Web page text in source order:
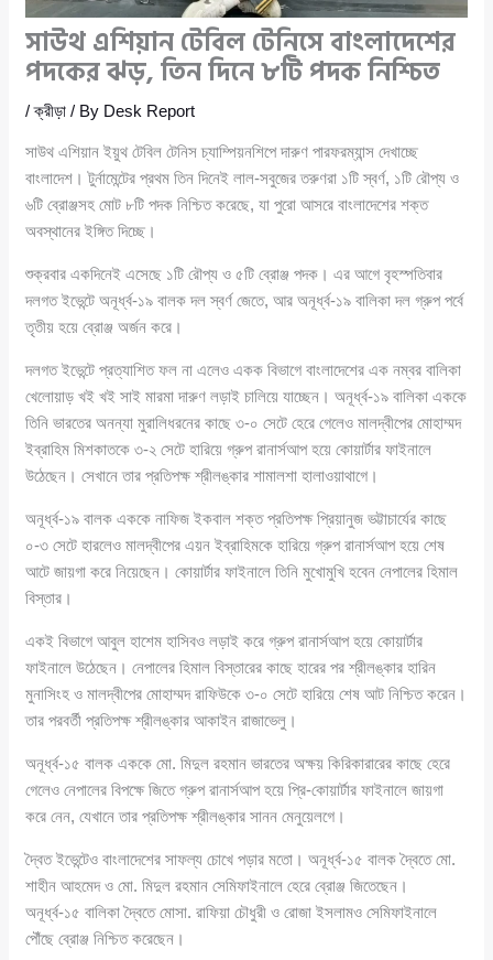
সাউথ এশিয়ান টেবিল টেনিসে বাংলাদেশের
পদকের ঝড়, তিন দিনে ৮টি পদক নিশ্চিত
/ক্রীড়া / By Desk Report
সাউথ এশিয়ান ইয়ুথ টেবিল টেনিস চ্যাম্পিয়নশিপে দারুণ পারফরম্যান্স দেখাচ্ছে
বাংলাদেশ। টুর্নামেন্টের প্রথম তিন দিনেই লাল-সবুজের তরুণরা ১টি স্বর্ণ, ১টি রৌপ্য ও
৬টি ব্রোঞ্জসহ মোট ৮টি পদক নিশ্চিত করেছে, যা পুরো আসরে বাংলাদেশের শক্ত
অবস্থানের ইঙ্গিত দিচ্ছে।
শুক্রবার একদিনেই এসেছে ১টি রৌপ্য ও ৫টি ব্রোঞ্জ পদক। এর আগে বৃহস্পতিবার
দলগত ইভেন্টে অনূর্ধ্ব-১৯ বালক দল স্বর্ণ জেতে, আর অনূর্ধ্ব-১৯ বালিকা দল গ্রুপ পর্বে
তৃতীয় হয়ে ব্রোঞ্জ অর্জন করে।
দলগত ইভেন্টে প্রত্যাশিত ফল না এলেও একক বিভাগে বাংলাদেশের এক নম্বর বালিকা
খেলোয়াড় খই খই সাই মারমা দারুণ লড়াই চালিয়ে যাচ্ছেন। অনূর্ধ্ব-১৯ বালিকা এককে
তিনি ভারতের অনন্যা মুরালিধরনের কাছে ৩-০ সেটে হেরে গেলেও মালদ্বীপের মোহাম্মদ
ইব্রাহিম মিশকাতকে ৩-২ সেটে হারিয়ে গ্রুপ রানার্সআপ হয়ে কোয়ার্টার ফাইনালে
উঠেছেন। সেখানে তার প্রতিপক্ষ শ্রীলঙ্কার শামালশা হালাওয়াথাগে।
অনূর্ধ্ব-১৯ বালক এককে নাফিজ ইকবাল শক্ত প্রতিপক্ষ প্রিয়ানুজ ভট্টাচার্যের কাছে
০-৩ সেটে হারলেও মালদ্বীপের এয়ন ইব্রাহিমকে হারিয়ে গ্রুপ রানার্সআপ হয়ে শেষ
আটে জায়গা করে নিয়েছেন। কোয়ার্টার ফাইনালে তিনি মুখোমুখি হবেন নেপালের হিমাল
বিস্তার।
একই বিভাগে আবুল হাশেম হাসিবও লড়াই করে গ্রুপ রানার্সআপ হয়ে কোয়ার্টার
ফাইনালে উঠেছেন। নেপালের হিমাল বিস্তারের কাছে হারের পর শ্রীলঙ্কার হারিন
মুনাসিংহ ও মালদ্বীপের মোহাম্মদ রাফিউকে ৩-০ সেটে হারিয়ে শেষ আট নিশ্চিত করেন।
তার পরবর্তী প্রতিপক্ষ শ্রীলঙ্কার আকাইন রাজাভেলু।
অনূর্ধ্ব-১৫ বালক এককে মো. মিদুল রহমান ভারতের অক্ষয় কিরিকারারের কাছে হেরে
গেলেও নেপালের বিপক্ষে জিতে গ্রুপ রানার্সআপ হয়ে প্রি-কোয়ার্টার ফাইনালে জায়গা
করে নেন, যেখানে তার প্রতিপক্ষ শ্রীলঙ্কার সানন মেনুয়েলগে।
দ্বৈত ইভেন্টেও বাংলাদেশের সাফল্য চোখে পড়ার মতো। অনূর্ধ্ব-১৫ বালক দ্বৈতে মো.
শাহীন আহমেদ ও মো. মিদুল রহমান সেমিফাইনালে হেরে ব্রোঞ্জ জিতেছেন।
অনূর্ধ্ব-১৫ বালিকা দ্বৈতে মোসা. রাফিয়া চৌধুরী ও রোজা ইসলামও সেমিফাইনালে
পৌঁছে ব্রোঞ্জ নিশ্চিত করেছেন।